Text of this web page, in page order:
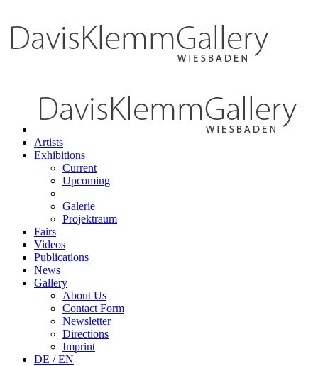
Artists
Exhibitions
Current
Upcoming
Galerie
Projektraum
Fairs
Videos
Publications
News
Gallery
About Us
Contact Form
Newsletter
Directions
Imprint
DE / EN